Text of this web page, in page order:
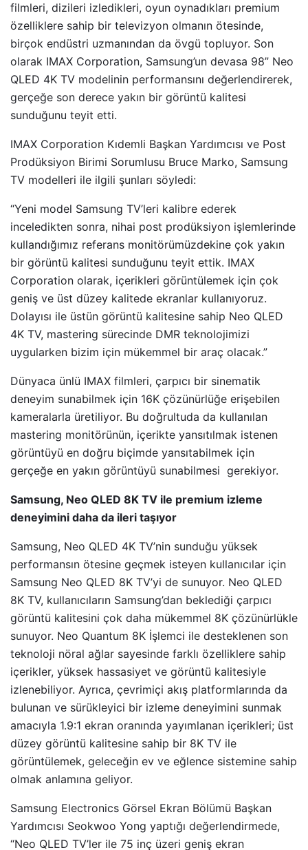
filmleri, dizileri izledikleri, oyun oynadıkları premium
özelliklere sahip bir televizyon olmanın ötesinde,
birçok endüstri uzmanından da övgü topluyor. Son
olarak IMAX Corporation, Samsung’un devasa 98” Neo
QLED 4K TV modelinin performansını değerlendirerek,
gerçeğe son derece yakın bir görüntü kalitesi
sunduğunu teyit etti.
IMAX Corporation Kıdemli Başkan Yardımcısı ve Post
Prodüksiyon Birimi Sorumlusu Bruce Marko, Samsung
TV modelleri ile ilgili şunları söyledi:
“Yeni model Samsung TV’leri kalibre ederek
inceledikten sonra, nihai post prodüksiyon işlemlerinde
kullandığımız referans monitörümüzdekine çok yakın
bir görüntü kalitesi sunduğunu teyit ettik. IMAX
Corporation olarak, içerikleri görüntülemek için çok
geniş ve üst düzey kalitede ekranlar kullanıyoruz.
Dolayısı ile üstün görüntü kalitesine sahip Neo QLED
4K TV, mastering sürecinde DMR teknolojimizi
uygularken bizim için mükemmel bir araç olacak.”
Dünyaca ünlü IMAX filmleri, çarpıcı bir sinematik
deneyim sunabilmek için 16K çözünürlüğe erişebilen
kameralarla üretiliyor. Bu doğrultuda da kullanılan
mastering monitörünün, içerikte yansıtılmak istenen
görüntüyü en doğru biçimde yansıtabilmek için
gerçeğe en yakın görüntüyü sunabilmesi gerekiyor.
Samsung, Neo QLED 8K TV ile premium izleme
deneyimini daha da ileri taşıyor
Samsung, Neo QLED 4K TV’nin sunduğu yüksek
performansın ötesine geçmek isteyen kullanıcılar için
Samsung Neo QLED 8K TV’yi de sunuyor. Neo QLED
8K TV, kullanıcıların Samsung’dan beklediği çarpıcı
görüntü kalitesini çok daha mükemmel 8K çözünürlükle
sunuyor. Neo Quantum 8K İşlemci ile desteklenen son
teknoloji nöral ağlar sayesinde farklı özelliklere sahip
içerikler, yüksek hassasiyet ve görüntü kalitesiyle
izlenebiliyor. Ayrıca, çevrimiçi akış platformlarında da
bulunan ve sürükleyici bir izleme deneyimini sunmak
amacıyla 1.9:1 ekran oranında yayımlanan içerikleri; üst
düzey görüntü kalitesine sahip bir 8K TV ile
görüntülemek, geleceğin ev ve eğlence sistemine sahip
olmak anlamına geliyor.
Samsung Electronics Görsel Ekran Bölümü Başkan
Yardımcısı Seokwoo Yong yaptığı değerlendirmede,
“Neo QLED TV’ler ile 75 inç üzeri geniş ekran